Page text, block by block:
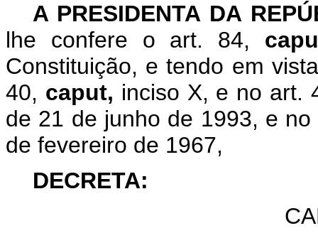
A PRESIDENTA DA
lhe confere o art. 84,
Constituição, e tendo em
40, caput, inciso X, e no art.
de 21 de junho de 1993, e
de fevereiro de 1967,
DECRETA: